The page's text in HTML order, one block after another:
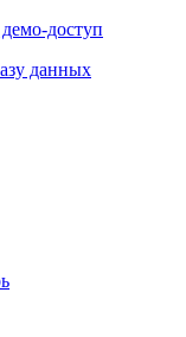
демо-доступ
данных